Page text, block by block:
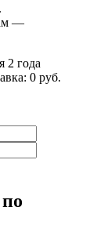
—
2 года
0 руб.